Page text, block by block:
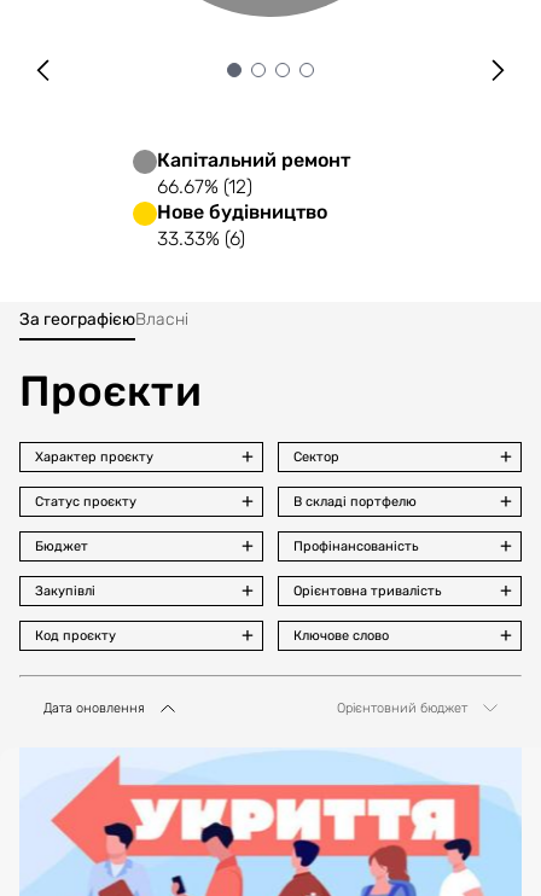
Капітальний ремонт
66.67% (12)
Нове будівництво
33.33% (6)
За географієюВласні
Проєкти
Характер проєкту Сектор
Статус проєкту В складі портфелю
Бюджет Профінансованість
Закупівлі Орієнтовна тривалість
Код проєкту Ключове слово
Дата оновлення Орієнтовний бюджет